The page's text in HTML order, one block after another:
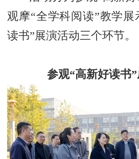
观摩“全学科阅读”教学
读书”展演活动三个环节。
参观“高新好读书